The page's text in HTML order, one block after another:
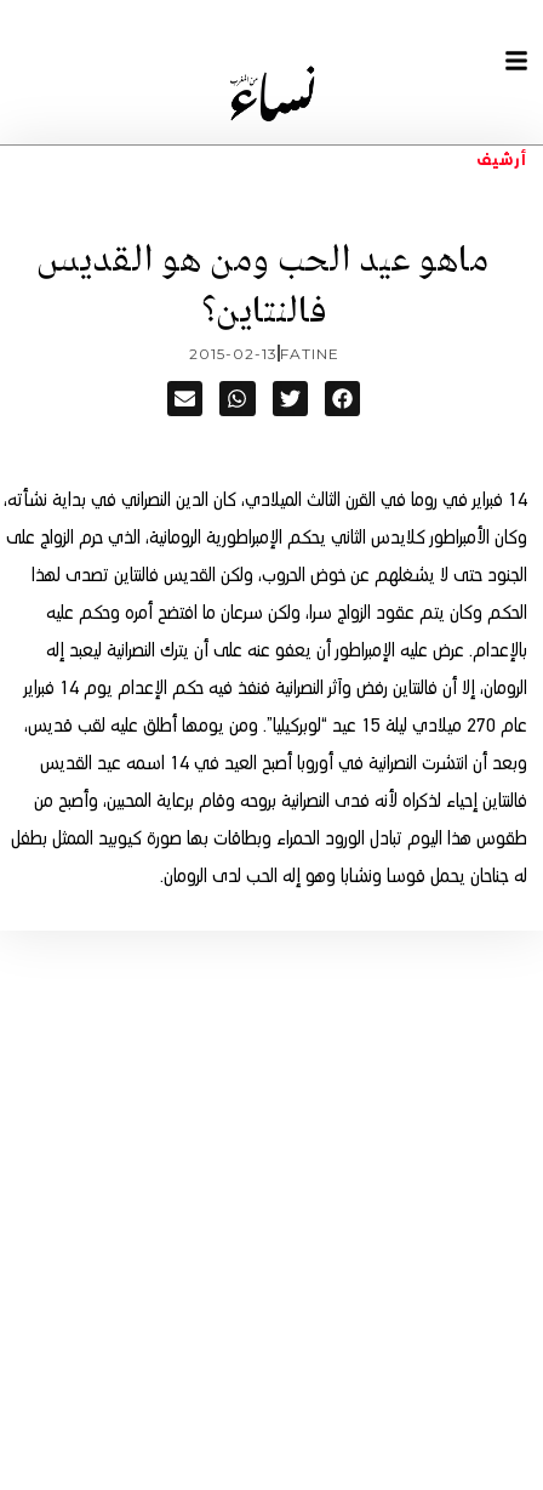
أرشيف
ماهو عيد الحب ومن هو القديس
فالنتاين؟
FATINE
2015-02-13
14 فبراير في روما في القرن الثالث الميلادي، كان الدين النصراني في بداية نشأته،
وكان الأمبراطور كلايدس الثاني يحكم الإمبراطورية الرومانية، الذي حرم الزواج على
الجنود حتى لا يشغلهم عن خوض الحروب، ولكن القديس فالنتاين تصدى لهذا
الحكم وكان يتم عقود الزواج سرا، ولكن سرعان ما افتضح أمره وحكم عليه
بالإعدام. عرض عليه الإمبراطور أن يعفو عنه على أن يترك النصرانية ليعبد إله
الرومان، إلا أن فالنتاين رفض وآثر النصرانية فنفذ فيه حكم الإعدام يوم 14 فبراير
عام 270 ميلادي ليلة 15 عيد “لوبركيليا”. ومن يومها أطلق عليه لقب قديس،
وبعد أن انتشرت النصرانية في أوروبا أصبح العيد في 14 اسمه عيد القديس
فالنتاين إحياء لذكراه لأنه فدى النصرانية بروحه وقام برعاية المحبين، وأصبح من
طقوس هذا اليوم تبادل الورود الحمراء وبطاقات بها صورة كيوبيد الممثل بطفل
له جناحان يحمل قوسا ونشابا وهو إله الحب لدى الرومان.